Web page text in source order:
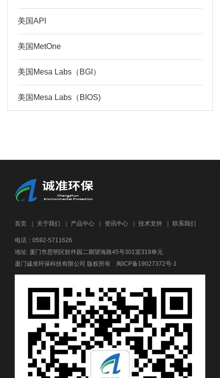
美国API
美国MetOne
美国Mesa Labs（BGI）
美国Mesa Labs（BIOS)
首页 ｜ 关于我们 ｜ 产品中心 ｜ 资讯中心 ｜ 技术支持 ｜ 联系我们
电话：0592-5711626
地址: 厦门市思明区软件园二期望海路45号301室319单元
厦门诚准环保科技有限公司 版权所有
闽ICP备19027372号-1